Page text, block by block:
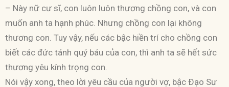
– Này nữ cư sĩ, con luôn luôn thương chồng con, và con
muốn anh ta hạnh phúc. Nhưng chồng con lại không
thương con. Tuy vậy, nếu các bậc hiền trí cho chồng con
biết các đức tánh quý báu của con, thì anh ta sẽ hết sức
thương yêu kính trọng con.
Nói vậy xong, theo lời yêu cầu của người vợ, bậc Ðạo Sư